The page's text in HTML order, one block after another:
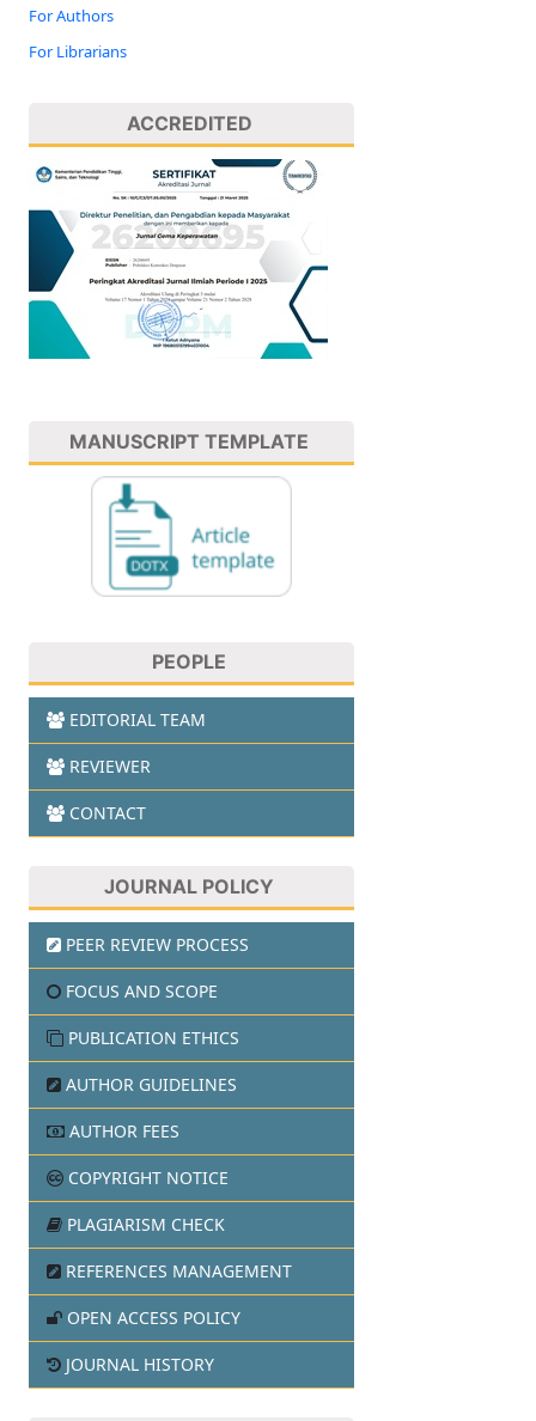
For Authors
For Librarians
ACCREDITED
MANUSCRIPT TEMPLATE
PEOPLE
EDITORIAL TEAM
REVIEWER
CONTACT
JOURNAL POLICY
PEER REVIEW PROCESS
FOCUS AND SCOPE
PUBLICATION ETHICS
AUTHOR GUIDELINES
AUTHOR FEES
COPYRIGHT NOTICE
PLAGIARISM CHECK
REFERENCES MANAGEMENT
OPEN ACCESS POLICY
JOURNAL HISTORY